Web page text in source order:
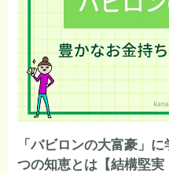
「バビロンの大富豪」
つの知恵とは【結構堅実